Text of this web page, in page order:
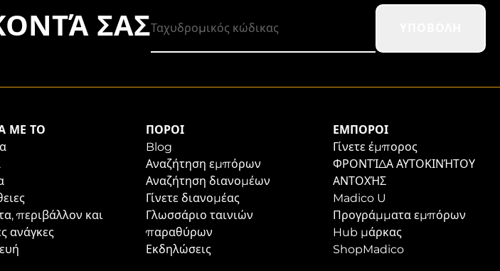
ΣΑΣ
ΜΕ ΤΟ
περιβάλλον και
ανάγκες
ΠΌΡΟΙ
Blog
Αναζήτηση εμπόρων
Αναζήτηση διανομέων
Γίνετε διανομέας
Γλωσσάριο ταινιών
παραθύρων
Εκδηλώσεις
ΈΜΠΟΡΟΙ
Γίνετε έμπορος
ΦΡΟΝΤΊΔΑ ΑΥΤΟΚΙΝΉΤΟΥ
ΑΝΤΟΧΉΣ
Madico U
Προγράμματα εμπόρων
Hub μάρκας
ShopMadico